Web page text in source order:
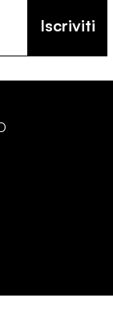
Iscriviti